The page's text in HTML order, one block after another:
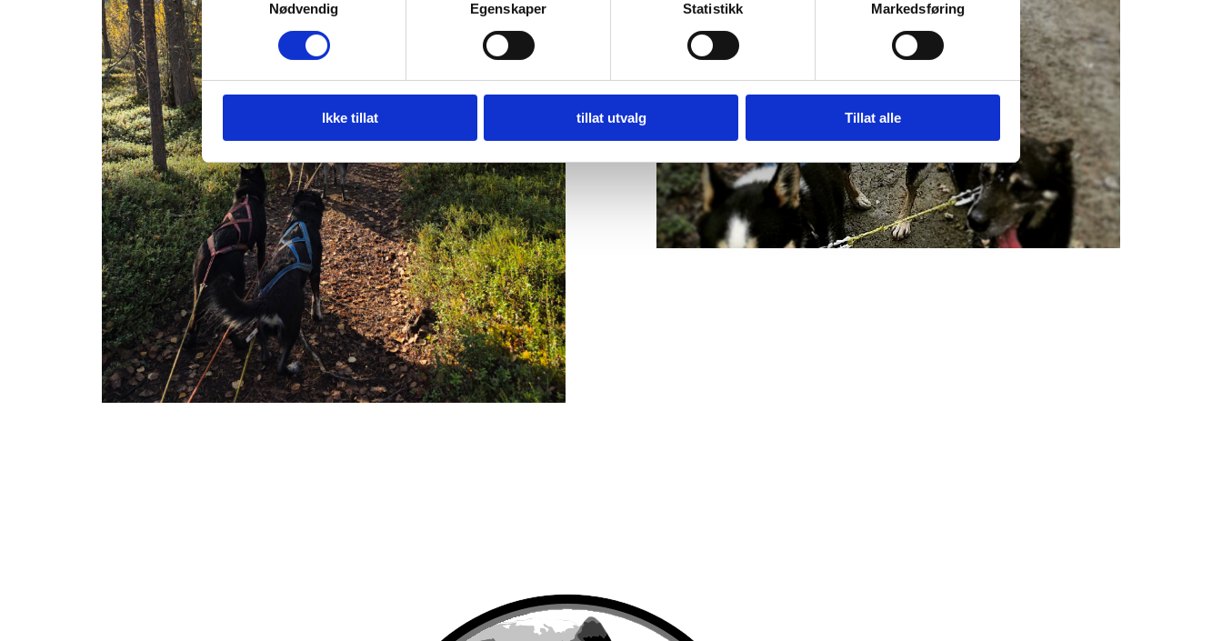
Nødvendig
Egenskaper Statistikk Markedsføring
Ikke tillat tillat utvalg Tillat alle